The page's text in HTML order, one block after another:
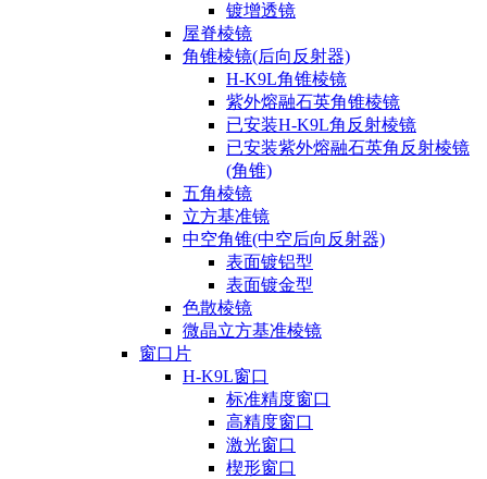
镀增透镜
屋脊棱镜
角锥棱镜(后向反射器)
H-K9L角锥棱镜
紫外熔融石英角锥棱镜
已安装H-K9L角反射棱镜
已安装紫外熔融石英角反射棱镜
(角锥)
五角棱镜
立方基准镜
中空角锥(中空后向反射器)
表面镀铝型
表面镀金型
色散棱镜
微晶立方基准棱镜
窗口片
H-K9L窗口
标准精度窗口
高精度窗口
激光窗口
楔形窗口